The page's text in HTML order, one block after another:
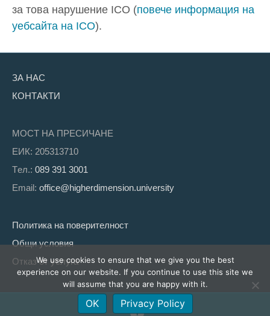
за това нарушение ICO (повече информация на
уебсайта на ICO).
ЗА НАС
КОНТАКТИ
МОСТ НА ПРЕСИЧАНЕ
ЕИК: 205313710
Tел.: 089 391 3001
Email: office@higherdimension.university
Политика на поверителност
Общи условия
Отказ от услуга
Facebook
We use cookies to ensure that we give you the best
experience on our website. If you continue to use this site we
will assume that you are happy with it.
OK Privacy Policy